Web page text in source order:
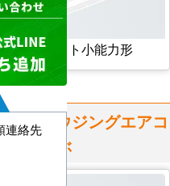
天井カセット小能力形
からハウジングエアコ
ンを選ぶ
連絡先